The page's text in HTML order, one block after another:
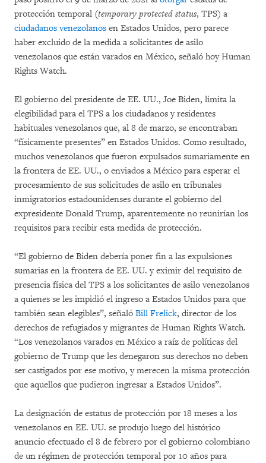
protección temporal (temporary protected status, TPS) a
ciudadanos venezolanos en Estados Unidos, pero parece
haber excluido de la medida a solicitantes de asilo
venezolanos que están varados en México, señaló hoy Human
Rights Watch.
El gobierno del presidente de EE. UU., Joe Biden, limita la
elegibilidad para el TPS a los ciudadanos y residentes
habituales venezolanos que, al 8 de marzo, se encontraban
“físicamente presentes” en Estados Unidos. Como resultado,
muchos venezolanos que fueron expulsados sumariamente en
la frontera de EE. UU., o enviados a México para esperar el
procesamiento de sus solicitudes de asilo en tribunales
inmigratorios estadounidenses durante el gobierno del
expresidente Donald Trump, aparentemente no reunirían los
requisitos para recibir esta medida de protección.
“El gobierno de Biden debería poner fin a las expulsiones
sumarias en la frontera de EE. UU. y eximir del requisito de
presencia física del TPS a los solicitantes de asilo venezolanos
a quienes se les impidió el ingreso a Estados Unidos para que
también sean elegibles”, señaló Bill Frelick, director de los
derechos de refugiados y migrantes de Human Rights Watch.
“Los venezolanos varados en México a raíz de políticas del
gobierno de Trump que les denegaron sus derechos no deben
ser castigados por ese motivo, y merecen la misma protección
que aquellos que pudieron ingresar a Estados Unidos”.
La designación de estatus de protección por 18 meses a los
venezolanos en EE. UU. se produjo luego del histórico
anuncio efectuado el 8 de febrero por el gobierno colombiano
de un régimen de protección temporal por 10 años para